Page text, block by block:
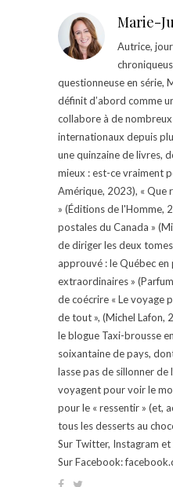
Marie-
Autrice,
questionneuse en série,
définit d’abord comme
collabore à de
internationaux depuis
une quinzaine de livres,
mieux : est-ce vraiment
Amérique, 2023), « Que
» (Éditions de l'Homme,
postales du Canada »
de diriger les deux
approuvé : le Québec
extraordinaires »
de coécrire « Le voyage
de tout », (Michel Lafon,
le blogue Taxi-brousse
soixantaine de pays,
lasse pas de sillonner de
voyagent pour voir le
pour le « ressentir » (et,
tous les desserts au
Sur Twitter, Instagram
Sur Facebook: